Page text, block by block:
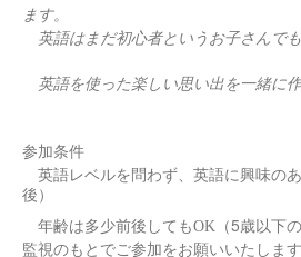
ます。
英語はまだ初心者というお子さんで
英語を使った楽しい思い出を一緒に
参加条件
英語レベルを問わず、英語に興味の
後）
年齢は多少前後してもOK （5歳以下
監視のもとでご参加をお願いいたします